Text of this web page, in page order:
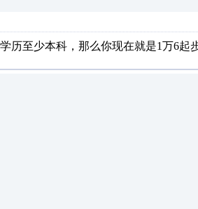
历至少本科，那么你现在就是1万6起